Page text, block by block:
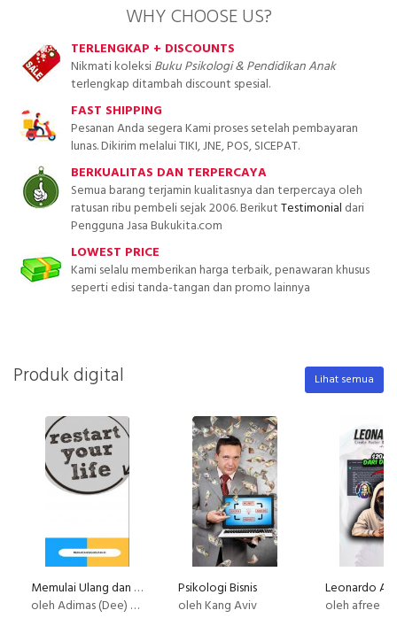
WHY CHOOSE US?
TERLENGKAP + DISCOUNTS
Nikmati koleksiBuku Psikologi & Pendidikan Anak
terlengkap ditambah discount spesial.
FAST SHIPPING
Pesanan Anda segera Kami proses setelah pembayaran
lunas. Dikirim melalui TIKI, JNE, POS, SICEPAT.
BERKUALITAS DAN TERPERCAYA
Semua barang terjamin kualitasnya dan terpercaya oleh
ratusan ribu pembeli sejak 2006. BerikutTestimonial dari
Pengguna Jasa Bukukita.com
LOWEST PRICE
Kami selalu memberikan harga terbaik, penawaran khusus
seperti edisi tanda-tangan dan promo lainnya
Produk digital Lihat semua
Memulai Ulang dan Merancang Kembali Hidup Anda.
oleh Adimas (Dee) Wirajayanagara (Lesmana)
Psikologi Bisnis
oleh Kang Aviv
oleh afree a